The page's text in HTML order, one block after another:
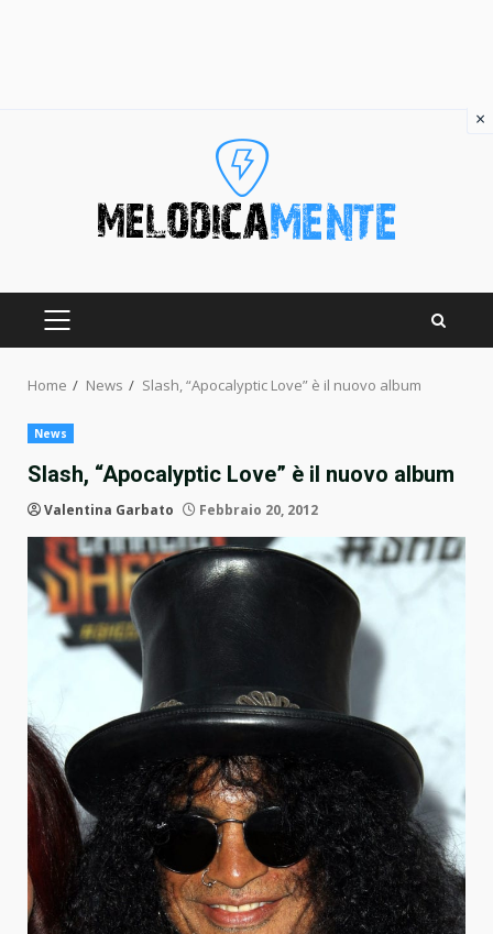
PRIMARY
Home News Slash, “Apocalyptic Love” è il nuovo album
News
Slash, “Apocalyptic Love” è il nuovo album
Valentina Garbato Febbraio 20, 2012
×